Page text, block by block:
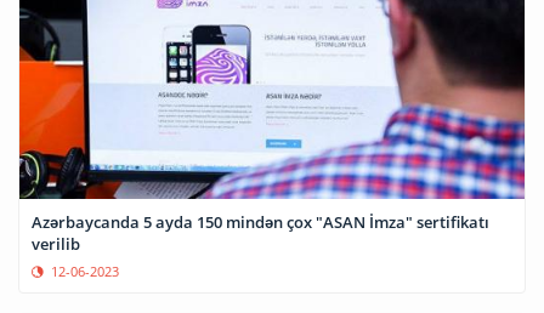
Azərbaycanda 5 ayda 150 mindən çox "ASAN İmza" sertifikatı
verilib
12-06-2023